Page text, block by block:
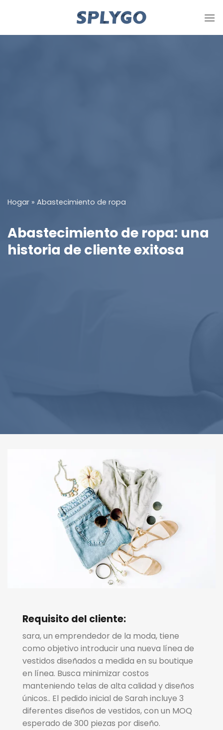
Hogar » Abastecimiento de ropa
Abastecimiento de ropa: una
historia de cliente exitosa
Requisito del cliente:
sara, un emprendedor de la moda, tiene
como objetivo introducir una nueva línea de
vestidos diseñados a medida en su boutique
en línea. Busca minimizar costos
manteniendo telas de alta calidad y diseños
únicos.. El pedido inicial de Sarah incluye 3
diferentes diseños de vestidos, con un MOQ
esperado de 300 piezas por diseño.